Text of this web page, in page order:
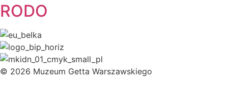
RODO
© 2026 Muzeum Getta Warszawskiego